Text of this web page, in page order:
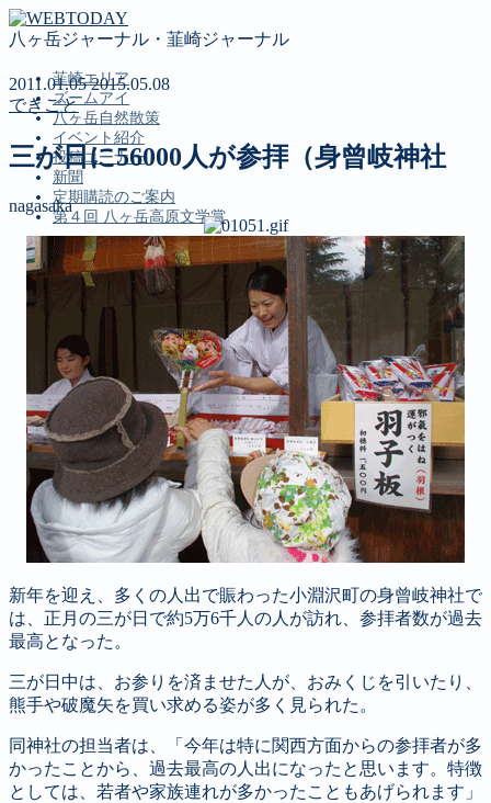
八ヶ岳ジャーナル・韮崎ジャーナル
韮崎エリア
ズームアイ
八ヶ岳自然散策
イベント紹介
投稿コーナー
新聞
定期購読のご案内
第４回 八ヶ岳高原文学賞
MENU
韮崎エリア
ズームアイ
八ヶ岳自然散策
イベント紹介
投稿コーナー
新聞
定期購読のご案内
第４回 八ヶ岳高原文学賞
2011.01.052015.05.08
できごと
三が日に56000人が参拝（身曾岐神社
nagasaka
新年を迎え、多くの人出で賑わった小淵沢町の身曾岐神社で
は、正月の三が日で約5万6千人の人が訪れ、参拝者数が過去
最高となった。
三が日中は、お参りを済ませた人が、おみくじを引いたり、
熊手や破魔矢を買い求める姿が多く見られた。
同神社の担当者は、「今年は特に関西方面からの参拝者が多
かったことから、過去最高の人出になったと思います。特徴
としては、若者や家族連れが多かったこともあげられます」